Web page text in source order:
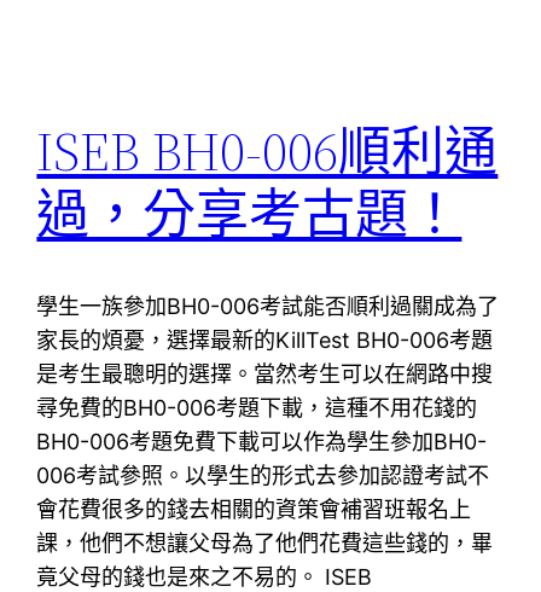
ISEB BH0-006順利通
過，分享考古題！
學生一族參加BH0-006考試能否順利過關成為了
家長的煩憂，選擇最新的KillTest BH0-006考題
是考生最聰明的選擇。當然考生可以在網路中搜
尋免費的BH0-006考題下載，這種不用花錢的
BH0-006考題免費下載可以作為學生參加BH0-
006考試參照。以學生的形式去參加認證考試不
會花費很多的錢去相關的資策會補習班報名上
課，他們不想讓父母為了他們花費這些錢的，畢
竟父母的錢也是來之不易的。 ISEB